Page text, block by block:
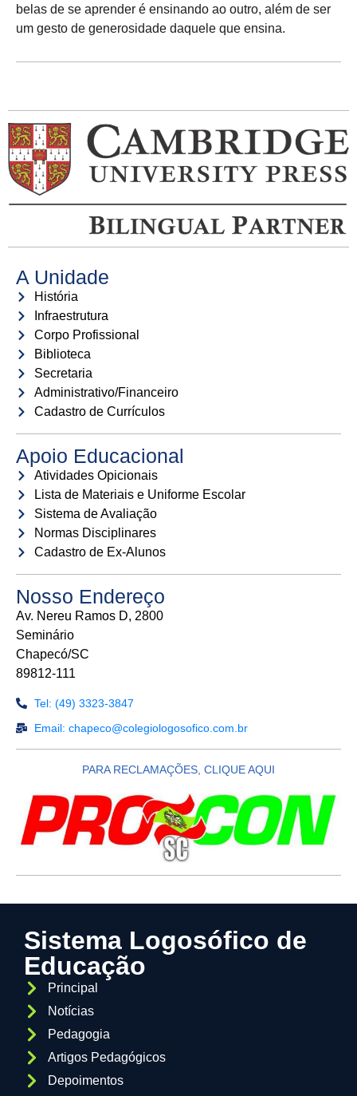
belas de se aprender é ensinando ao outro, além de ser
um gesto de generosidade daquele que ensina.
A Unidade
História
Infraestrutura
Corpo Profissional
Biblioteca
Secretaria
Administrativo/Financeiro
Cadastro de Currículos
Apoio Educacional
Atividades Opicionais
Lista de Materiais e Uniforme Escolar
Sistema de Avaliação
Normas Disciplinares
Cadastro de Ex-Alunos
Nosso Endereço
Av. Nereu Ramos D, 2800
Seminário
Chapecó/SC
89812-111
Tel: (49) 3323-3847
Email: chapeco@colegiologosofico.com.br
PARA RECLAMAÇÕES, CLIQUE AQUI
Sistema Logosófico de
Educação
Principal
Notícias
Pedagogia
Artigos Pedagógicos
Depoimentos